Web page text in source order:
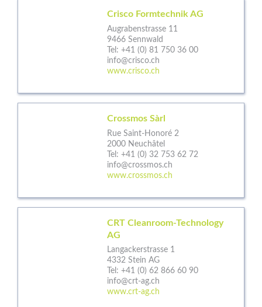
Crisco Formtechnik AG
Augrabenstrasse 11
9466 Sennwald
Tel: +41 (0) 81 750 36 00
info@crisco.ch
www.crisco.ch
Crossmos Sàrl
Rue Saint-Honoré 2
2000 Neuchâtel
Tel: +41 (0) 32 753 62 72
info@crossmos.ch
www.crossmos.ch
CRT Cleanroom-Technology
AG
Langackerstrasse 1
4332 Stein AG
Tel: +41 (0) 62 866 60 90
info@crt-ag.ch
www.crt-ag.ch